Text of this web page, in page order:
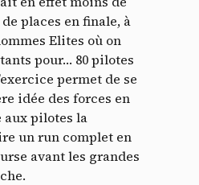
places en finale, à
Elites où on
pour… 80 pilotes
permet de se
idée des forces en
aux pilotes la
un run complet en
avant les grandes